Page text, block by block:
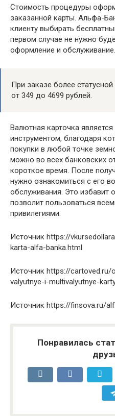
Стоимость процедуры
заказанной карты. Альфа-
клиенту выбирать
первом случае не нужно
оформление и обслуживание.
При заказе более
от 349 до 4699 рублей.
Валютная карточка
инструментом, благодаря
покупки в любой точке
можно во всех банковских
короткое время. После
нужно ознакомиться с его
обслуживания. Это избавит
позволит пользоваться
привилегиями.
Источник https://
karta-alfa-banka.html
Источник https://cartoved.ru/
valyutnye-i-multivalyutnye-
Источник https://finsova.ru/
Понравилась